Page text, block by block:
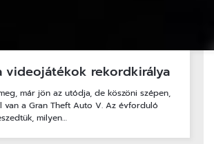
videojátékok rekordkirálya
már jön az utódja, de köszöni szépen,
van a Gran Theft Auto V. Az évforduló
milyen…